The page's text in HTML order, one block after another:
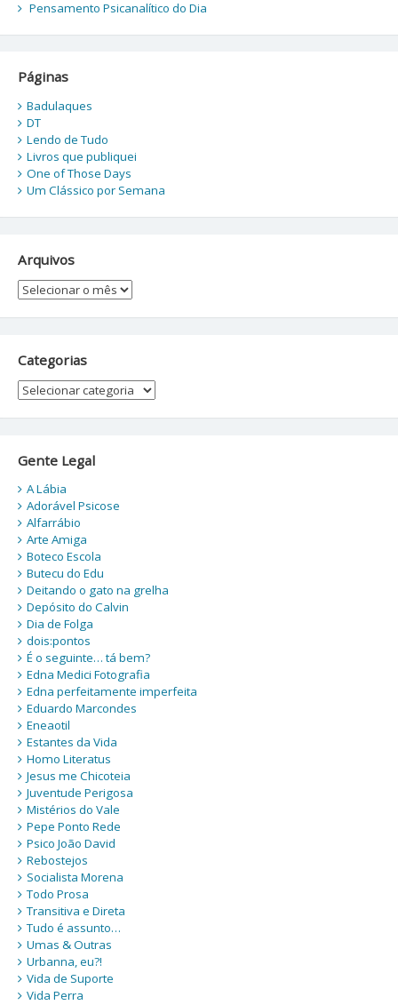
Pensamento Psicanalítico do Dia
Páginas
Badulaques
DT
Lendo de Tudo
Livros que publiquei
One of Those Days
Um Clássico por Semana
Arquivos
Arquivos
Categorias
Categorias
Gente Legal
A Lábia
Adorável Psicose
Alfarrábio
Arte Amiga
Boteco Escola
Butecu do Edu
Deitando o gato na grelha
Depósito do Calvin
Dia de Folga
dois:pontos
É o seguinte… tá bem?
Edna Medici Fotografia
Edna perfeitamente imperfeita
Eduardo Marcondes
Eneaotil
Estantes da Vida
Homo Literatus
Jesus me Chicoteia
Juventude Perigosa
Mistérios do Vale
Pepe Ponto Rede
Psico João David
Rebostejos
Socialista Morena
Todo Prosa
Transitiva e Direta
Tudo é assunto…
Umas & Outras
Urbanna, eu?!
Vida de Suporte
Vida Perra